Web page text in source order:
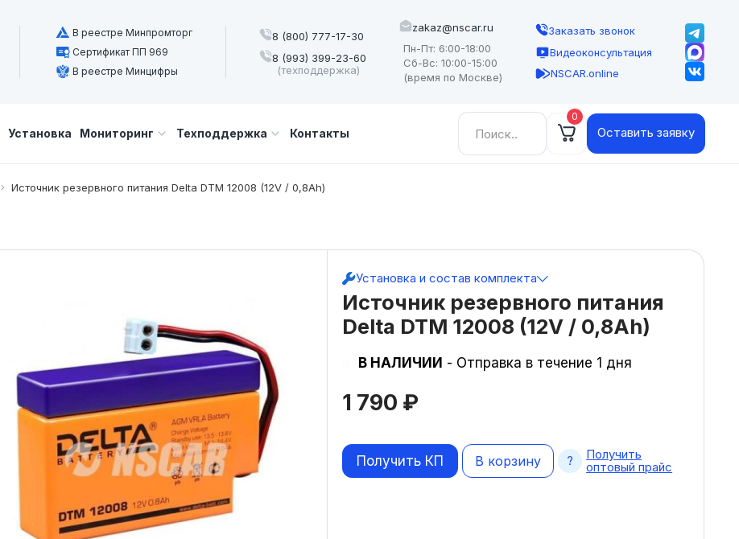
В реестре Минпромторг
Сертификат ПП 969
В реестре Минцифры
8 (800) 777-17-30
8 (993) 399-23-60
(техподдержка)
zakaz@nscar.ru
Пн-Пт: 6:00-18:00
Сб-Вс: 10:00-15:00
(время по Москве)
Заказать звонок
Видеоконсультация
NSCAR.online
Установка Мониторинг Техподдержка Контакты
Найти: 0
Оставить заявку
Источник резервного питания Delta DTM 12008 (12V / 0,8Ah)
Источник резервного питания
Delta DTM 12008 (12V / 0,8Ah)
1 790 ₽
В НАЛИЧИИ - Отправка в течение 1 дня
Установка и состав комплекта
В корзину
Получить КП
Получить
оптовый прайс